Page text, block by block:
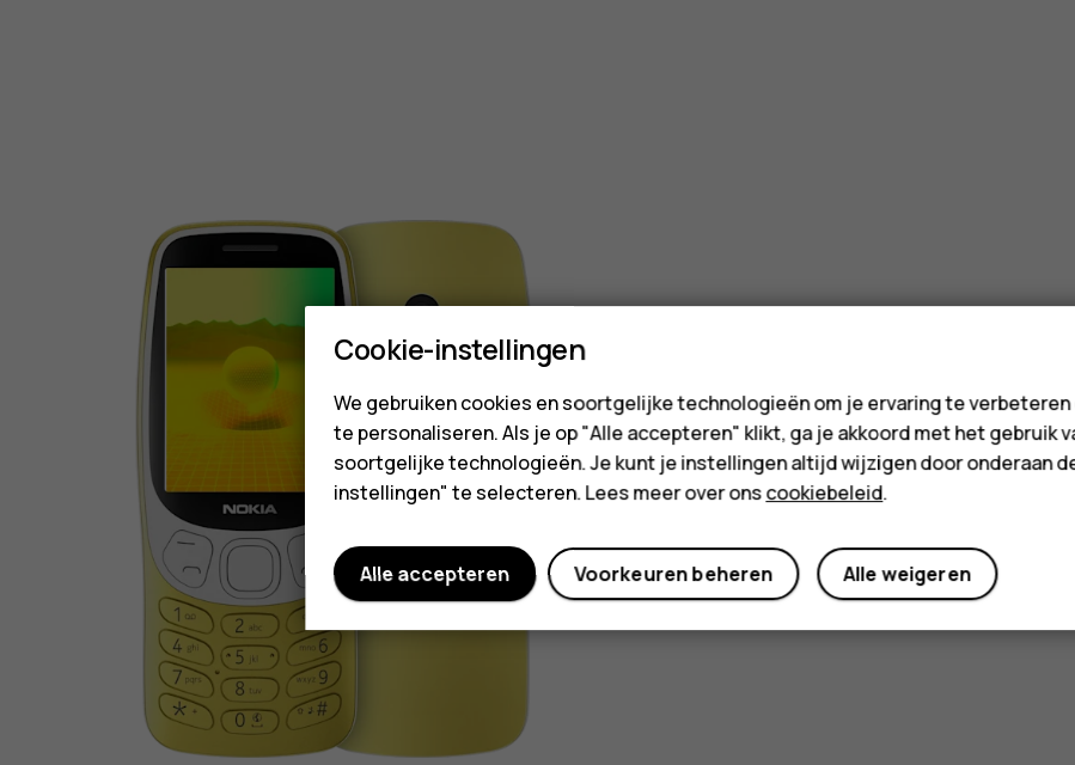
Cookie-instellingen
We gebruiken cookies en soortgelijke technologieën om je ervaring te
te personaliseren. Als je op "Alle accepteren" klikt, ga je akkoord met het gebruik
soortgelijke technologieën. Je kunt je instellingen altijd wijzigen door onderaan
instellingen" te selecteren. Lees meer over onscookiebeleid.
Alle weigeren
Voorkeuren beheren
Alle accepteren